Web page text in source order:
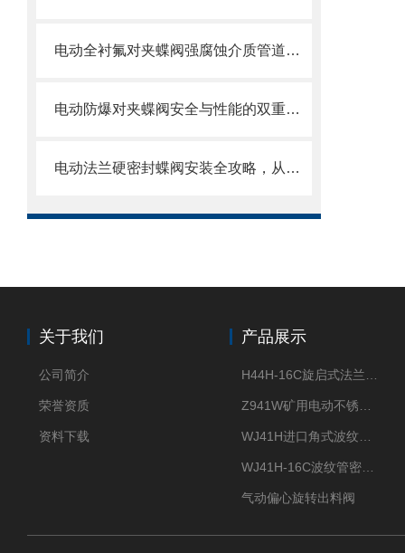
电动全衬氟对夹蝶阀强腐蚀介质管道的可靠卫士
电动防爆对夹蝶阀安全与性能的双重防线，选型要求全解析
电动法兰硬密封蝶阀安装全攻略，从基础到调试的精密指南
关于我们
公司简介
荣誉资质
资料下载
产品展示
气动偏心旋转出料阀